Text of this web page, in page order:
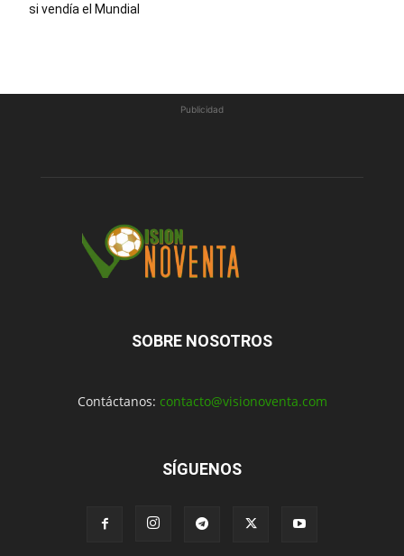
si vendía el Mundial
Publicidad
SOBRE NOSOTROS
Contáctanos: contacto@visionoventa.com
SÍGUENOS